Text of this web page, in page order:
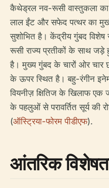
कैथेड्रल नव-रूसी वास्तुकला
लाल ईंट और सफेद पत्थर का
सुशोभित है। केंद्रीय गुंबद
रूसी राज्य प्रतीकों के साथ जड़े
है। मुख्य गुंबद के चारों ओर चार
के ऊपर स्थित है। बहु-रंगीन
वियनीज़ क्षितिज के खिलाफ एक
के पहलुओं से परावर्तित सूर्य की
(ऑस्ट्रिया-फोरम पीडीएफ).
आंतरिक